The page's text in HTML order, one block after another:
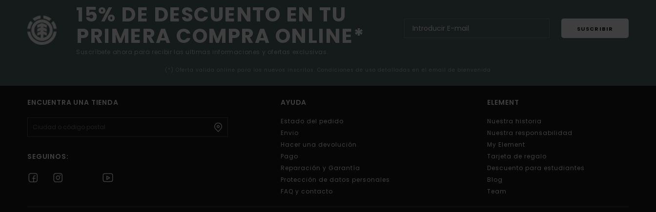
15% DE DESCUENTO EN TU
PRIMERA COMPRA ONLINE*
Suscríbete ahora para recibir las ultimas informaciones y ofertas exclusivas.
SUSCRIBIR
(*) Oferta valida online para los nuevos inscritos. Condiciones de uso detalladas en el email de bienvenida
ENCUENTRA UNA TIENDA
SEGUINOS:
AYUDA
Estado del pedido
Envio
Hacer una devolución
Pago
Reparación y Garantía
Protección de datos personales
FAQ y contacto
ELEMENT
Nuestra historia
Nuestra responsabilidad
My Element
Tarjeta de regalo
Descuento para estudiantes
Blog
Team